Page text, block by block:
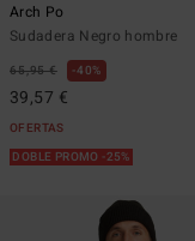
Arch Po
Sudadera Negro hombre
65,95 € 40%
39,57 €
OFERTAS
DOBLE PROMO -25%